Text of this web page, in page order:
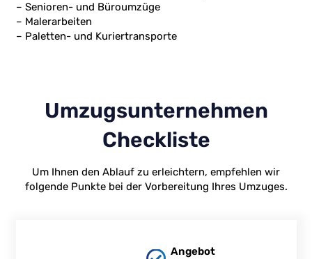
– Senioren- und Büroumzüge
– Malerarbeiten
– Paletten- und Kuriertransporte
Umzugsunternehmen
Checkliste
Um Ihnen den Ablauf zu erleichtern, empfehlen wir
folgende Punkte bei der Vorbereitung Ihres Umzuges.
Angebot